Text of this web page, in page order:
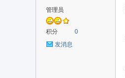
管理员
积分
0
发消息